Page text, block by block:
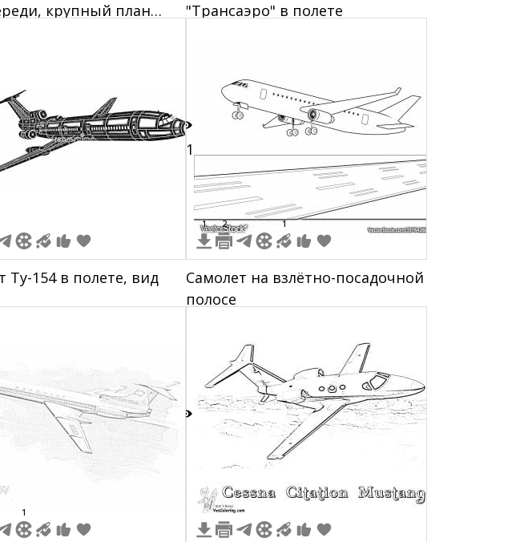
крупный план
"Трансаэро" в полете
Ту-154 в полете, вид
11
1 2 1
Самолет на взлётно-посадочной
полосе
1